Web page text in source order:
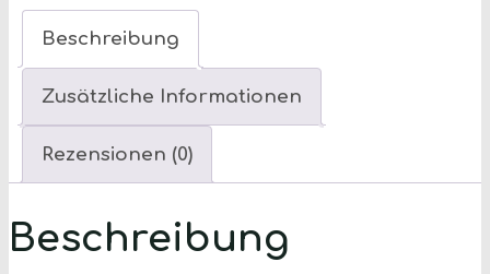
No.246
Menge
Beschreibung
Zusätzliche Informationen
Rezensionen (0)
Beschreibung